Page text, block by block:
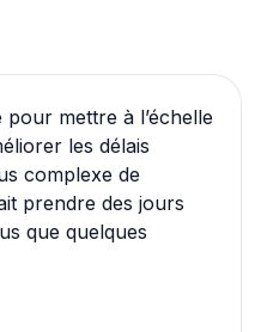
mettre à l’échelle
les délais
complexe de
prendre des jours
que quelques